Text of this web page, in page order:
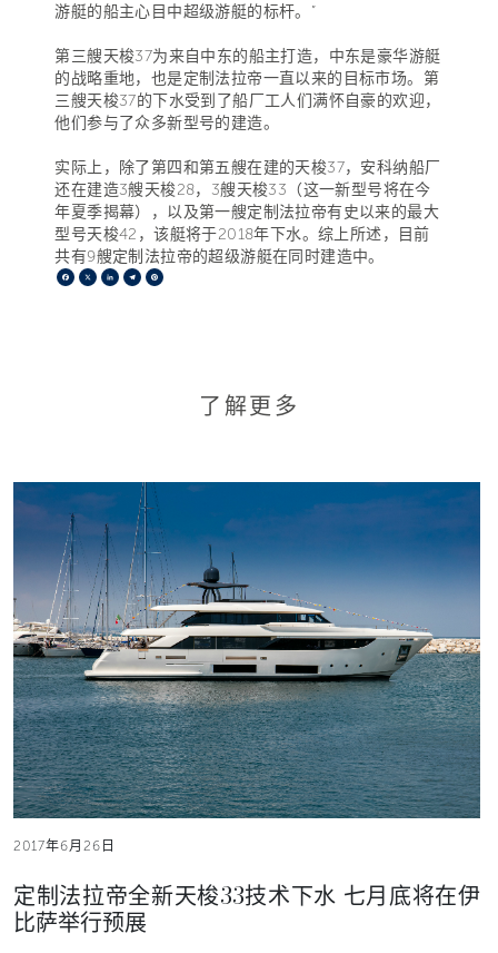
游艇的船主心目中超级游艇的标杆。”
第三艘天梭37为来自中东的船主打造，中东是豪华游艇
的战略重地，也是定制法拉帝一直以来的目标市场。第
三艘天梭37的下水受到了船厂工人们满怀自豪的欢迎，
他们参与了众多新型号的建造。
实际上，除了第四和第五艘在建的天梭37，安科纳船厂
还在建造3艘天梭28，3艘天梭33（这一新型号将在今
年夏季揭幕），以及第一艘定制法拉帝有史以来的最大
型号天梭42，该艇将于2018年下水。综上所述，目前
共有9艘定制法拉帝的超级游艇在同时建造中。
Facebook
X LinkedIn
Telegram
了解更多
2017年6月26日
定制法拉帝全新天梭33技术下水 七月底将在伊
比萨举行预展